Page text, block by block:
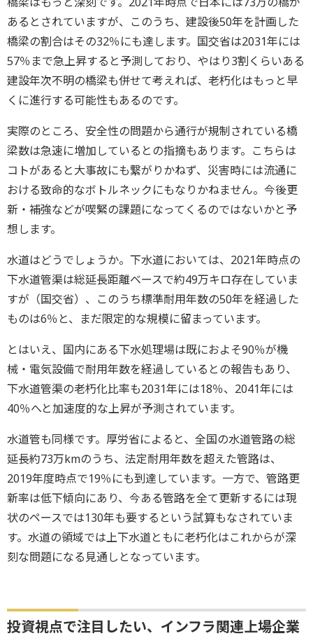
あるとされていますが、このうち、建設後50年を計画した
橋梁の割合はその32％にも達します。国交省は2031年には
57％まで急上昇すると予測しており、やはり3割くらいある
建設年次不明の橋梁も併せて考えれば、老朽化はもっと早
くに進行する可能性もあるのです。
実際のところ、安全性の問題から通行が規制されている橋
梁数は急速に増加しているとの指摘もあります。こちらは
コトがあると大事故にも繋がりかねず、災害時には流通に
おける致命的なボトルネックにもなりかねません。今後更
新・補強などが喫緊の課題になってくるのではないかと予
想します。
水道はどうでしょうか。下水道においては、2021年時点の
下水道管渠は総延長距離ベースで約49万キロ存在していま
すが（国交省）、このうち標準耐用年数の50年を経過した
ものは6％と、まだ限定的な規模に留まっています。
とはいえ、国内にある下水処理場は既におよそ90％が機
械・電気設備で耐用年数を経過しているとの報告もあり、
下水道管渠の老朽化比率も2031年には18％、2041年には
40％へと加速度的な上昇が予測されています。
水道管も同様です。厚労省によると、全国の水道管路の総
延長約73万kmのうち、法定耐用年数を超えた管路は、
2019年度時点で19％にも到達しています。一方で、管路更
新率は低下傾向にあり、今ある管路を全て更新するには現
状のペースでは130年も要するという試算もなされていま
す。水道の領域では上下水道ともに老朽化はこれからが深
刻な問題になる見通しとなっています。
投資視点で注目したい、インフラ関連上場企業